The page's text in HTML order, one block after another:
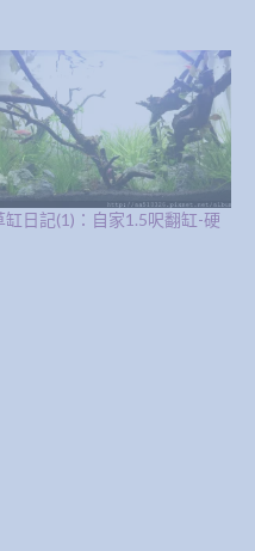
缸日記(1)：自家1.5呎翻缸-硬